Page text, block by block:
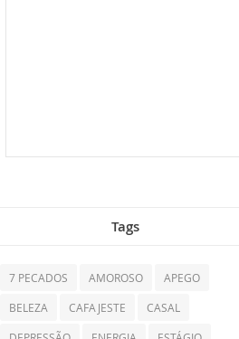
Tags
7 PECADOS AMOROSO APEGO
BELEZA CAFAJESTE CASAL